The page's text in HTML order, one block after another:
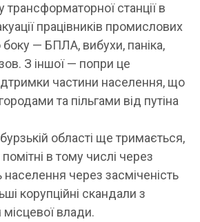
трансформаторної станції в
працівників промислових
боку — БПЛА, вибухи, паніка,
З іншої — попри це
частини населення, що
та пільгами від путіна
області ще тримається,
в тому числі через
населення через засміченість
корупційні скандали з
влади.